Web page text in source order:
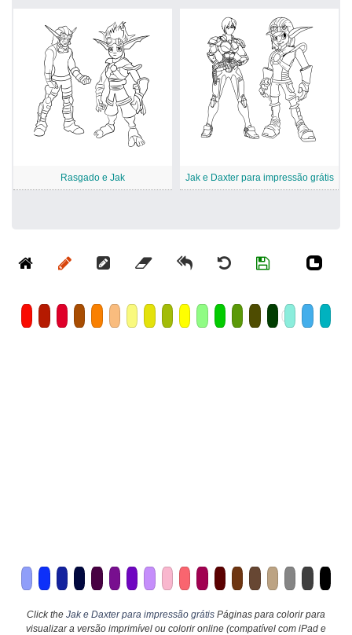
Rasgado e Jak Jak e Daxter para impressão grátis
Click the Jak e Daxter para impressão grátis Páginas para colorir para
visualizar a versão imprimível ou colorir online (compatível com iPad e